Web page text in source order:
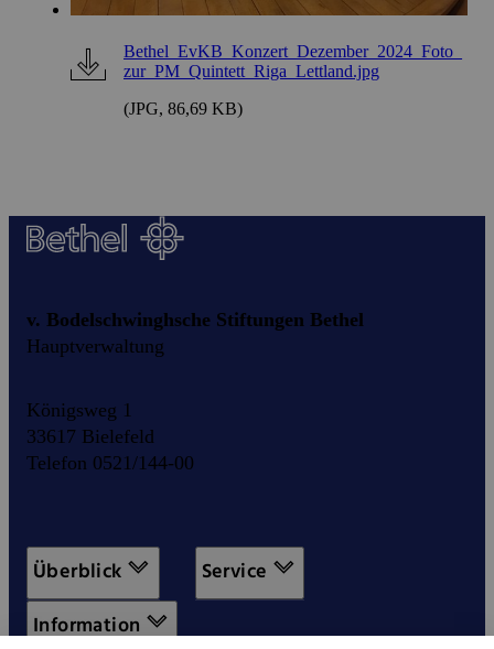
Bethel_EvKB_Konzert_Dezember_2024_Foto_
zur_PM_Quintett_Riga_Lettland.jpg
(JPG, 86,69 KB)
v. Bodelschwinghsche Stiftungen Bethel
Hauptverwaltung
Königsweg 1
33617 Bielefeld
Telefon 0521/144-00
Überblick
Service
Information